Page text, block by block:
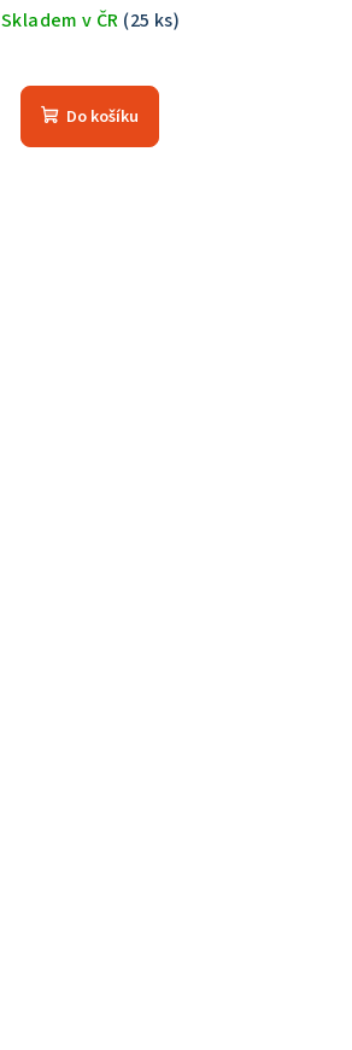
Skladem v ČR (25 ks)
hodnocení
produktu
je
Do košíku